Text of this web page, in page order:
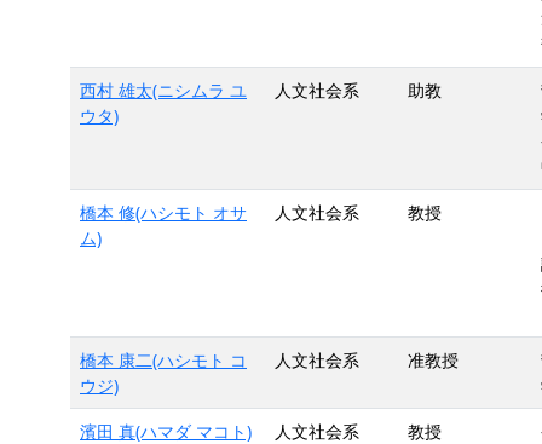
西村 雄太(ニシムラ ユ
ウタ)
人文社会系 助教
橋本 修(ハシモト オサ
ム)
人文社会系 教授
橋本 康二(ハシモト コ
ウジ)
人文社会系 准教授
濱田 真(ハマダ マコト)
人文社会系 教授